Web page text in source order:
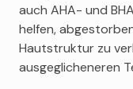
auch AHA- und
helfen,
Hautstruktur zu
ausgeglicheneren